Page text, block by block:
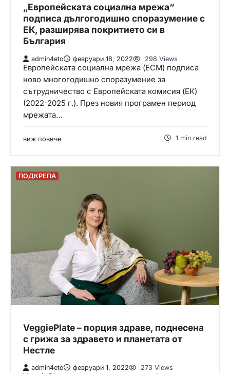
„Европейската социална мрежа“
подписа дългогодишно споразумение с
ЕК, разширява покритието си в
България
admin4eto февруари 18, 2022 298 Views
Европейската социална мрежа (ЕСМ) подписа
ново многогодишно споразумение за
сътрудничество с Европейската комисия (ЕК)
(2022-2025 г.). През новия програмен период
мрежата…
виж повече 1 min read
ПОДКРЕПА
VeggiePlate – порция здраве, поднесена
с грижа за здравето и планетата от
Нестле
admin4eto февруари 1, 2022 273 Views